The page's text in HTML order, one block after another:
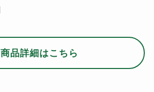
商品詳細はこちら